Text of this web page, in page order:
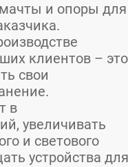
и опоры для
клиентов – это
свои
в
увеличивать
и светового
устройства для